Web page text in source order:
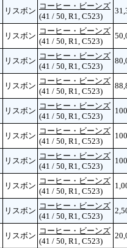
リスボン
コーヒー・ビーンズ
(41 / 50, R1, C523)
リスボン
コーヒー・ビーンズ
(41 / 50, R1, C523)
リスボン
コーヒー・ビーンズ
(41 / 50, R1, C523)
リスボン
コーヒー・ビーンズ
(41 / 50, R1, C523)
リスボン
コーヒー・ビーンズ
(41 / 50, R1, C523)
リスボン
コーヒー・ビーンズ
(41 / 50, R1, C523)
リスボン
コーヒー・ビーンズ
(41 / 50, R1, C523)
リスボン
コーヒー・ビーンズ
(41 / 50, R1, C523)
リスボン
コーヒー・ビーンズ
(41 / 50, R1, C523)
リスボン
コーヒー・ビーンズ
(41 / 50, R1, C523)